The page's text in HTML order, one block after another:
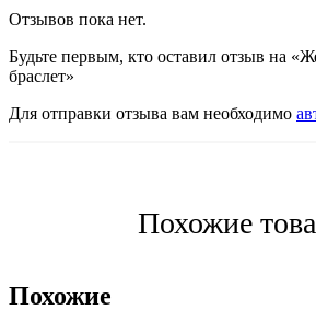
Отзывов пока нет.
Будьте первым, кто оставил отзыв на
браслет»
Для отправки отзыва вам необходимо
Похожие
Похожие